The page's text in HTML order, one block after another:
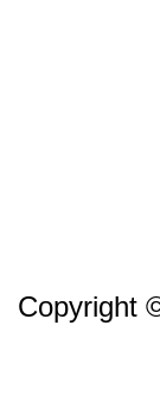
Copyright